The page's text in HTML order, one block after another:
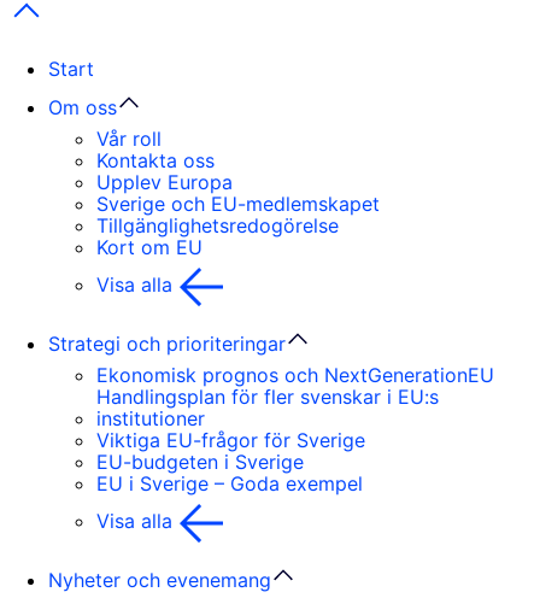
Next items
Start
Om oss
Vår roll
Kontakta oss
Upplev Europa
Sverige och EU-medlemskapet
Tillgänglighetsredogörelse
Kort om EU
Visa alla
Strategi och prioriteringar
Ekonomisk prognos och NextGenerationEU
Handlingsplan för fler svenskar i EU:s
institutioner
Viktiga EU-frågor för Sverige
EU-budgeten i Sverige
EU i Sverige – Goda exempel
Visa alla
Nyheter och evenemang